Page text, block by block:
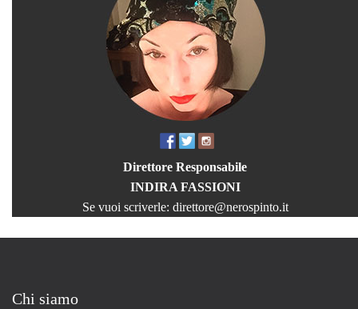
Direttore Responsabile
INDIRA FASSIONI
Se vuoi scriverle: direttore@nerospinto.it
Chi siamo